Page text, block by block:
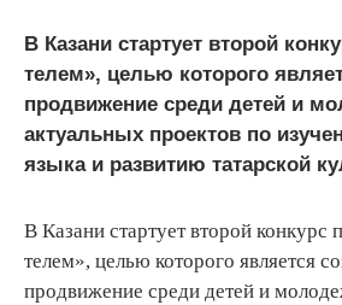
В Казани стартует второй
телем», целью которого
продвижение среди детей и
актуальных проектов по
языка и развитию татарской
В Казани стартует второй конкурс
телем», целью которого является
продвижение среди детей и